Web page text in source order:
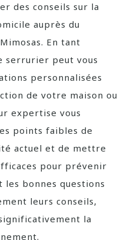
des conseils sur la
auprès du
En tant
serrurier peut vous
personnalisées
de votre maison ou
expertise vous
points faibles de
actuel et de mettre
pour prévenir
les bonnes questions
leurs conseils,
la